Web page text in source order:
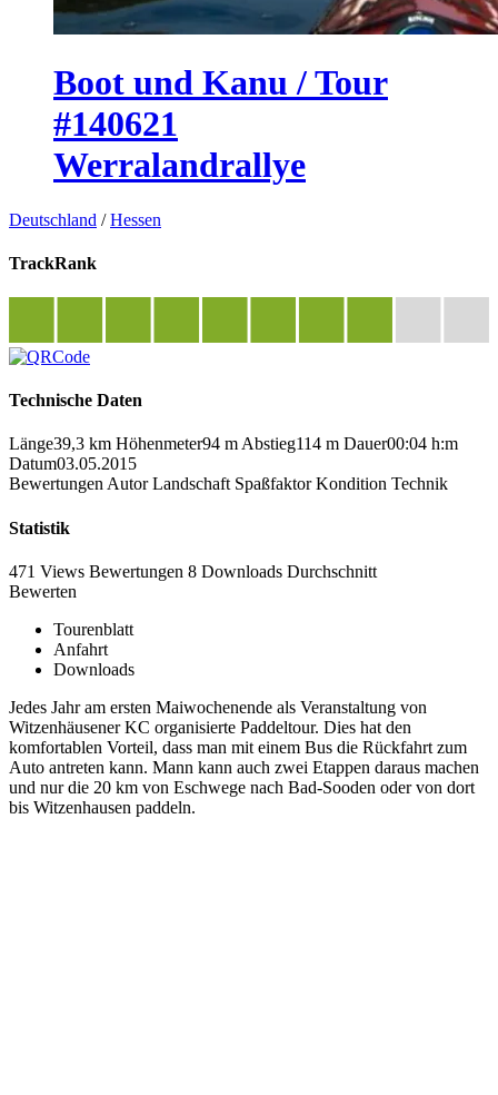
Boot und Kanu / Tour
#140621
Werralandrallye
Deutschland /Hessen
TrackRank
Technische Daten
Länge39,3 km Höhenmeter94 m Abstieg114 m Dauer00:04 h:m
Datum03.05.2015
Bewertungen Autor Landschaft Spaßfaktor Kondition Technik
Statistik
471 Views Bewertungen 8 Downloads Durchschnitt
Bewerten
Tourenblatt
Anfahrt
Downloads
Jedes Jahr am ersten Maiwochenende als Veranstaltung von
Witzenhäusener KC organisierte Paddeltour. Dies hat den
komfortablen Vorteil, dass man mit einem Bus die Rückfahrt zum
Auto antreten kann. Mann kann auch zwei Etappen daraus machen
und nur die 20 km von Eschwege nach Bad-Sooden oder von dort
bis Witzenhausen paddeln.